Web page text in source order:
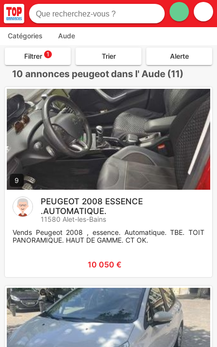
Catégories Aude
Filtrer 1 Trier Alerte
10 annonces peugeot dans l' Aude (11)
9
PEUGEOT 2008 ESSENCE
.AUTOMATIQUE.
11580 Alet-les-Bains
Vends Peugeot 2008 , essence. Automatique. TBE. TOIT
PANORAMIQUE. HAUT DE GAMME. CT OK.
10 050 €